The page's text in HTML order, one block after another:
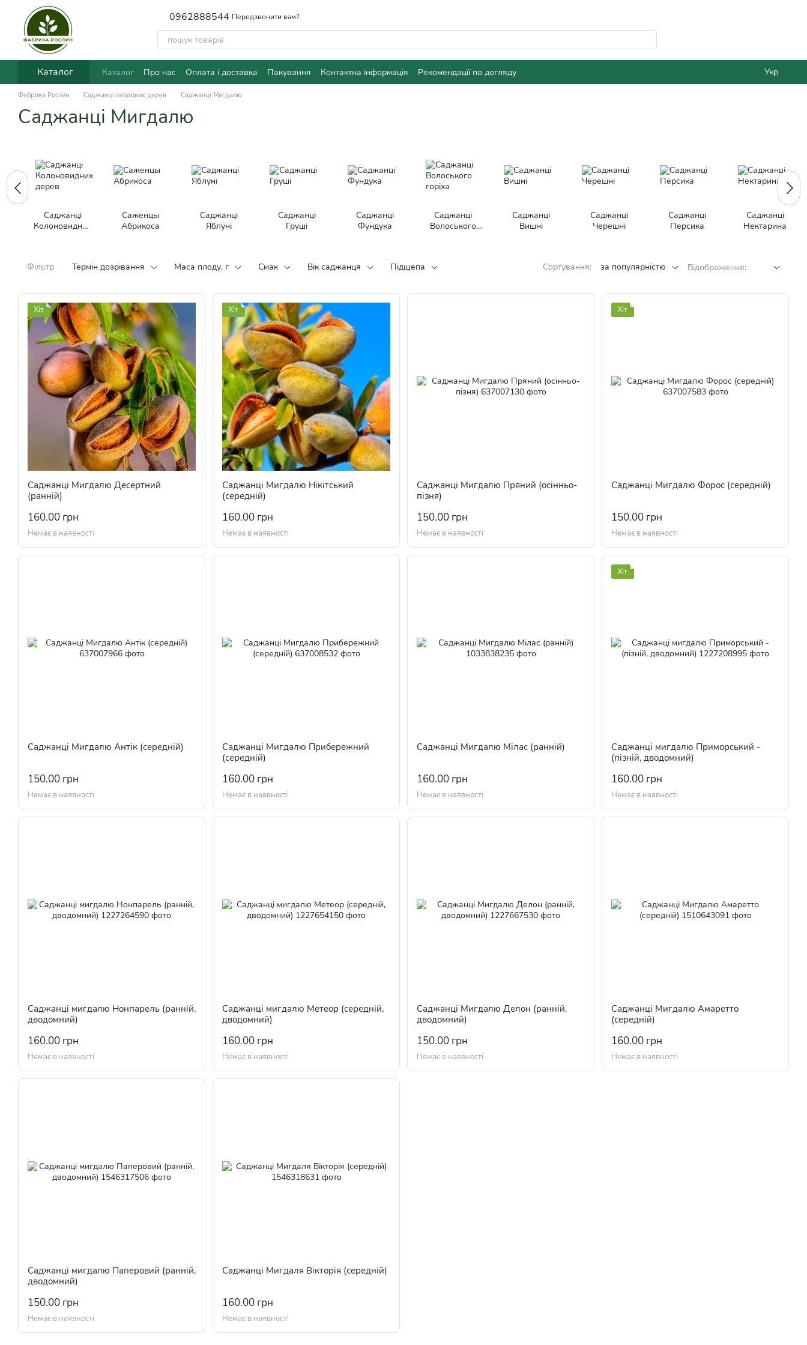
Перейти до основного контенту
0962888544 Передзвонити вам?
Каталог Каталог Про нас Оплата і доставка Пакування Контактна інформація Рекомендації по догляду Укр
Фабрика Рослин Саджанці плодових дерев Саджанці Мигдалю
Саджанці Мигдалю
Саджанці
Колоновидних
Саженцы
Абрикоса
Саджанці
Яблуні
Саджанці
Груші
Саджанці
Фундука
Саджанці
Волоського
Саджанці
Вишні
Саджанці
Черешні
Саджанці
Персика
Саджанці
Нектарина
Фільтр Термін дозрівання Маса плоду, г Смак Вік саджанця Підщепа Сортування: за популярністю Відображення:
Хіт
Саджанці Мигдалю Десертний
(ранній)
160.00 грн
Немає в наявності
Хіт
Саджанці Мигдалю Нікітський
(середній)
160.00 грн
Немає в наявності
Саджанці Мигдалю Пряний (осінньо-
пізня)
150.00 грн
Немає в наявності
Хіт
Саджанці Мигдалю Форос (середній)
150.00 грн
Немає в наявності
Саджанці Мигдалю Антік (середній)
150.00 грн
Немає в наявності
Саджанці Мигдалю Прибережний
(середній)
160.00 грн
Немає в наявності
Саджанці Мигдалю Мілас (ранній)
160.00 грн
Немає в наявності
Хіт
Саджанці мигдалю Приморський -
(пізній, дводомний)
160.00 грн
Немає в наявності
Саджанці мигдалю Нонпарель (ранній,
дводомний)
160.00 грн
Немає в наявності
Саджанці мигдалю Метеор (середній,
дводомний)
160.00 грн
Немає в наявності
Саджанці Мигдалю Делон (ранній,
дводомний)
150.00 грн
Немає в наявності
Саджанці Мигдалю Амаретто
(середній)
160.00 грн
Немає в наявності
Саджанці мигдалю Паперовий (ранній,
дводомний)
150.00 грн
Немає в наявності
Саджанці Мигдаля Вікторія (середній)
160.00 грн
Немає в наявності